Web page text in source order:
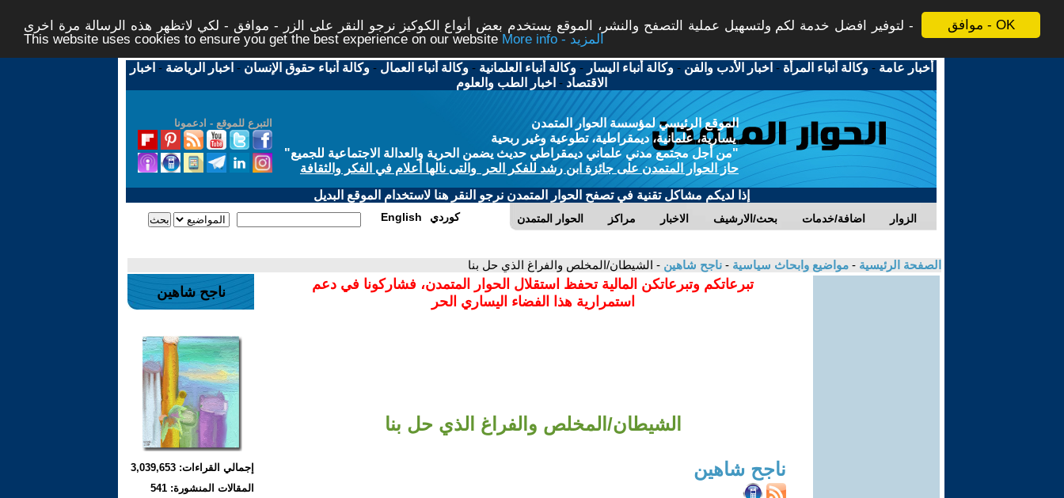
موافق - OK
لتوفير افضل خدمة لكم ولتسهيل عملية التصفح والنشر، الموقع يستخدم بعض أنواع الكوكيز نرجو النقر على الزر - موافق - لكي لاتظهر هذه الرسالة مرة اخرى -
This website uses cookies to ensure you get the best experience on our website
More info - المزيد
أخبار عامة -وكالة أنباء المرأة - اخبار الأدب والفن -وكالة أنباء اليسار -وكالة أنباء العلمانية -وكالة أنباء العمال -وكالة أنباء حقوق الإنسان - اخبار الرياضة - اخبار
الاقتصاد - اخبار الطب والعلوم
التبرع للموقع - ادعمونا
الموقع الرئيسي لمؤسسة الحوار المتمدن
يسارية، علمانية، ديمقراطية، تطوعية وغير ربحية
"من أجل مجتمع مدني علماني ديمقراطي حديث يضمن الحرية والعدالة الاجتماعية للجميع"
حاز الحوار المتمدن على جائزة ابن رشد للفكر الحر والتى نالها أعلام في الفكر والثقافة
إذا لديكم مشاكل تقنية في تصفح الحوار المتمدن نرجو النقر هنا لاستخدام الموقع البديل
الحوار المتمدن مراكز الاخبار بحث/الارشيف اضافة/خدمات الزوار English كوردي
الصفحة الرئيسية - مواضيع وابحاث سياسية - ناجح شاهين - الشيطان/المخلص والفراغ الذي حل بنا
تبرعاتكم وتبرعاتكن المالية تحفظ استقلال الحوار المتمدن، فشاركونا في دعم
استمرارية هذا الفضاء اليساري الحر
الشيطان/المخلص والفراغ الذي حل بنا
ناجح شاهين
ناجح شاهين
إجمالي القراءات: 3,039,653
المقالات المنشورة: 541